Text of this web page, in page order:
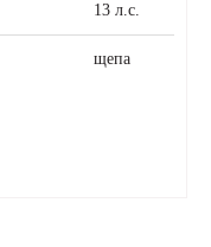
13 л.с.
щепа